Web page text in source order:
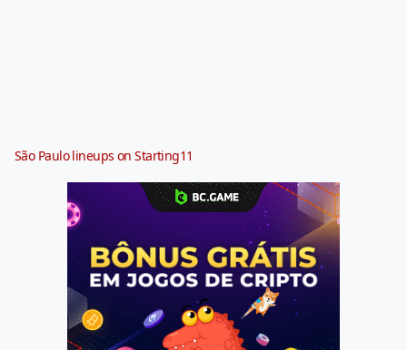
São Paulo lineups on Starting11